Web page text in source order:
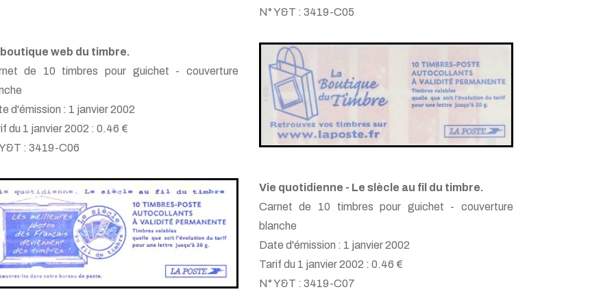
N° Y&T : 3419-C05
web du timbre.
de 10 timbres pour guichet - couverture
d'émission : 1 janvier 2002
du 1 janvier 2002 : 0.46 €
: 3419-C06
Vie quotidienne - Le slècle au fil du timbre.
Carnet de 10 timbres pour guichet - couverture
blanche
Date d'émission : 1 janvier 2002
Tarif du 1 janvier 2002 : 0.46 €
N° Y&T : 3419-C07